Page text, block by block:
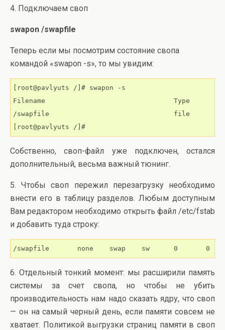
4. Подключаем своп
swapon /swapfile
Теперь если мы посмотрим состояние свопа
командой «swapon -s», то мы увидим:
[root@pavlyuts /]# swapon -s
Filename                                Type
/swapfile                               file
[root@pavlyuts /]#
Собственно, своп-файл уже подключен, остался
дополнительный, весьма важный тюнинг.
5. Чтобы своп пережил перезагрузку необходимо
внести его в таблицу разделов. Любым доступным
Вам редактором необходимо открыть файл /etc/fstab
и добавить туда строку:
/swapfile       none    swap    sw      0       0
6. Отдельный тонкий момент: мы расширили память
системы за счет свопа, но чтобы не убить
производительность нам надо сказать ядру, что своп
— он на самый черный день, если памяти совсем не
хватает. Политикой выгрузки страниц памяти в своп